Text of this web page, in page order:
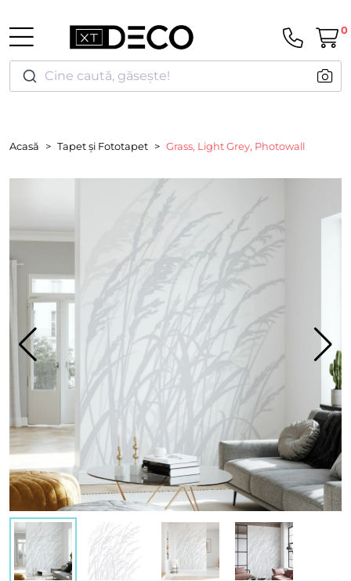
Cine caută, găsește!
0
Acasă Tapet și Fototapet Grass, Light Grey, Photowall